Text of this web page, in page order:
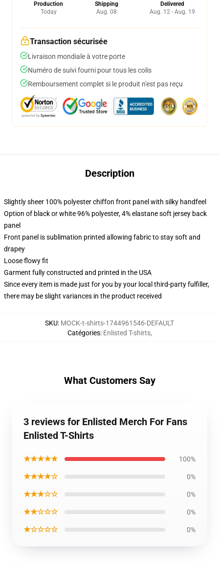
Production
Today
Shipping
Aug. 08
Delivered
Aug. 12 - Aug. 19
Transaction sécurisée
Livraison mondiale à votre porte
Numéro de suivi fourni pour tous les colis
Remboursement complet si le produit n'est pas reçu
Description
Slightly sheer 100% polyester chiffon front panel with silky handfeel
Option of black or white 96% polyester, 4% elastane soft jersey back
panel
Front panel is sublimation printed allowing fabric to stay soft and
drapey
Loose flowy fit
Garment fully constructed and printed in the USA
Since every item is made just for you by your local third-party fulfiller,
there may be slight variances in the product received
SKU: MOCK-t-shirts-1744961546-DEFAULT
Catégories: Enlisted T-shirts,
What Customers Say
3 reviews for Enlisted Merch For Fans
Enlisted T-Shirts
★★★★★ 100%
★★★★☆ 0%
★★★☆☆ 0%
★★☆☆☆ 0%
★☆☆☆☆ 0%